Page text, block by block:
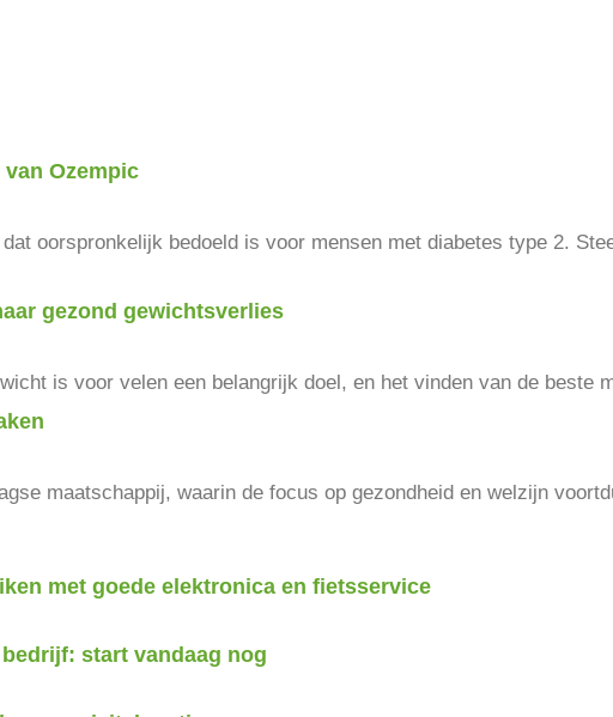
Ozempic
oorspronkelijk bedoeld is voor mensen met diabetes type 2.
gezond gewichtsverlies
is voor velen een belangrijk doel, en het vinden van de beste
maatschappij, waarin de focus op gezondheid en welzijn
met goede elektronica en fietsservice
start vandaag nog